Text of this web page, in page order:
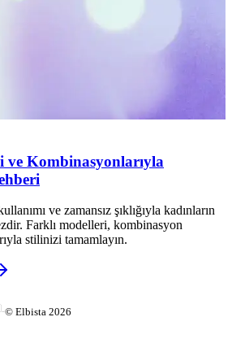
ve Kombinasyonlarıyla
ve zamansız şıklığıyla kadınların
Farklı modelleri, kombinasyon
stilinizi tamamlayın.
© Elbista 2026